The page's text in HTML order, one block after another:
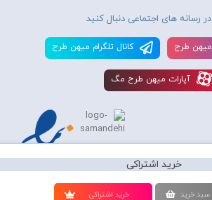
خرید اشتراکی
سبد خريد خريد اشتراکی
در رسانه های اجتماعی دنبال کنید
ميهن طرح کانال تلگرام ميهن طرح
آپارات ميهن طرح مگ
میهن طرح برای مقاصد تجاری ممنوع و موجب پیگرد